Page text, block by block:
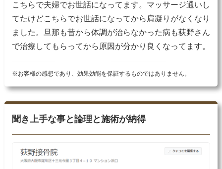
こちらで夫婦でお世話になってます。マッサージ通いし
てたけどこちらでお世話になってから肩凝りがなくなり
ました。旦那も昔から体調が治らなかった病も荻野さん
で治療してもらってから原因が分かり良くなってます。
※お客様の感想であり、効果効能を保証するものではありません。
聞き上手な事と論理と施術が納得